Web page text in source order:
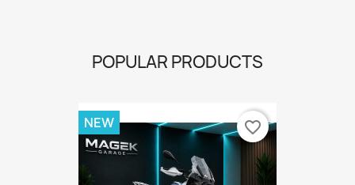
POPULAR PRODUCTS
NEW favorite_border